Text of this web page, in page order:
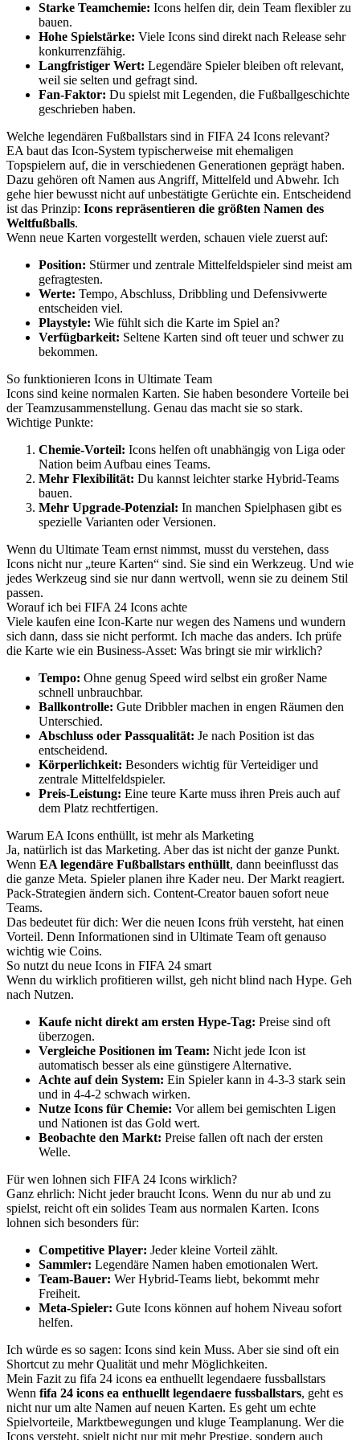
Starke Teamchemie: Icons helfen dir, dein Team flexibler zu
bauen.
Hohe Spielstärke: Viele Icons sind direkt nach Release sehr
konkurrenzfähig.
Langfristiger Wert: Legendäre Spieler bleiben oft relevant,
weil sie selten und gefragt sind.
Fan-Faktor: Du spielst mit Legenden, die Fußballgeschichte
geschrieben haben.
Welche legendären Fußballstars sind in FIFA 24 Icons relevant?
EA baut das Icon-System typischerweise mit ehemaligen
Topspielern auf, die in verschiedenen Generationen geprägt haben.
Dazu gehören oft Namen aus Angriff, Mittelfeld und Abwehr. Ich
gehe hier bewusst nicht auf unbestätigte Gerüchte ein. Entscheidend
ist das Prinzip: Icons repräsentieren die größten Namen des
Weltfußballs.
Wenn neue Karten vorgestellt werden, schauen viele zuerst auf:
Position: Stürmer und zentrale Mittelfeldspieler sind meist am
gefragtesten.
Werte: Tempo, Abschluss, Dribbling und Defensivwerte
entscheiden viel.
Playstyle: Wie fühlt sich die Karte im Spiel an?
Verfügbarkeit: Seltene Karten sind oft teuer und schwer zu
bekommen.
So funktionieren Icons in Ultimate Team
Icons sind keine normalen Karten. Sie haben besondere Vorteile bei
der Teamzusammenstellung. Genau das macht sie so stark.
Wichtige Punkte:
Chemie-Vorteil: Icons helfen oft unabhängig von Liga oder
Nation beim Aufbau eines Teams.
Mehr Flexibilität: Du kannst leichter starke Hybrid-Teams
bauen.
Mehr Upgrade-Potenzial: In manchen Spielphasen gibt es
spezielle Varianten oder Versionen.
Wenn du Ultimate Team ernst nimmst, musst du verstehen, dass
Icons nicht nur „teure Karten“ sind. Sie sind ein Werkzeug. Und wie
jedes Werkzeug sind sie nur dann wertvoll, wenn sie zu deinem Stil
passen.
Worauf ich bei FIFA 24 Icons achte
Viele kaufen eine Icon-Karte nur wegen des Namens und wundern
sich dann, dass sie nicht performt. Ich mache das anders. Ich prüfe
die Karte wie ein Business-Asset: Was bringt sie mir wirklich?
Tempo: Ohne genug Speed wird selbst ein großer Name
schnell unbrauchbar.
Ballkontrolle: Gute Dribbler machen in engen Räumen den
Unterschied.
Abschluss oder Passqualität: Je nach Position ist das
entscheidend.
Körperlichkeit: Besonders wichtig für Verteidiger und
zentrale Mittelfeldspieler.
Preis-Leistung: Eine teure Karte muss ihren Preis auch auf
dem Platz rechtfertigen.
Warum EA Icons enthüllt, ist mehr als Marketing
Ja, natürlich ist das Marketing. Aber das ist nicht der ganze Punkt.
Wenn EA legendäre Fußballstars enthüllt, dann beeinflusst das
die ganze Meta. Spieler planen ihre Kader neu. Der Markt reagiert.
Pack-Strategien ändern sich. Content-Creator bauen sofort neue
Teams.
Das bedeutet für dich: Wer die neuen Icons früh versteht, hat einen
Vorteil. Denn Informationen sind in Ultimate Team oft genauso
wichtig wie Coins.
So nutzt du neue Icons in FIFA 24 smart
Wenn du wirklich profitieren willst, geh nicht blind nach Hype. Geh
nach Nutzen.
Kaufe nicht direkt am ersten Hype-Tag: Preise sind oft
überzogen.
Vergleiche Positionen im Team: Nicht jede Icon ist
automatisch besser als eine günstigere Alternative.
Achte auf dein System: Ein Spieler kann in 4-3-3 stark sein
und in 4-4-2 schwach wirken.
Nutze Icons für Chemie: Vor allem bei gemischten Ligen
und Nationen ist das Gold wert.
Beobachte den Markt: Preise fallen oft nach der ersten
Welle.
Für wen lohnen sich FIFA 24 Icons wirklich?
Ganz ehrlich: Nicht jeder braucht Icons. Wenn du nur ab und zu
spielst, reicht oft ein solides Team aus normalen Karten. Icons
lohnen sich besonders für:
Competitive Player: Jeder kleine Vorteil zählt.
Sammler: Legendäre Namen haben emotionalen Wert.
Team-Bauer: Wer Hybrid-Teams liebt, bekommt mehr
Freiheit.
Meta-Spieler: Gute Icons können auf hohem Niveau sofort
helfen.
Ich würde es so sagen: Icons sind kein Muss. Aber sie sind oft ein
Shortcut zu mehr Qualität und mehr Möglichkeiten.
Mein Fazit zu fifa 24 icons ea enthuellt legendaere fussballstars
Wenn fifa 24 icons ea enthuellt legendaere fussballstars, geht es
nicht nur um alte Namen auf neuen Karten. Es geht um echte
Spielvorteile, Marktbewegungen und kluge Teamplanung. Wer die
Icons versteht, spielt nicht nur mit mehr Prestige, sondern auch